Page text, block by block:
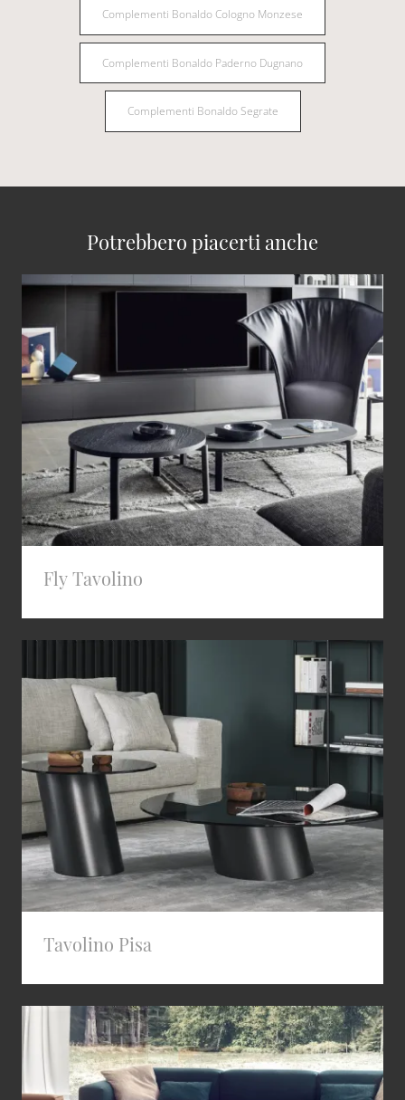
Complementi Bonaldo Cologno Monzese
Complementi Bonaldo Paderno Dugnano
Complementi Bonaldo Segrate
Potrebbero piacerti anche
Fly Tavolino
Tavolino Pisa